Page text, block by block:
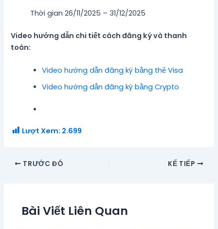
Thời gian 26/11/2025 – 31/12/2025
Video hướng dẫn chi tiết cách đăng ký và thanh
toán:
Video hướng dẫn đăng ký bằng thẻ Visa
Video hướng dẫn đăng ký bằng Crypto
Lượt Xem: 2.699
TRƯỚC ĐÓ KẾ TIẾP
Bài Viết Liên Quan